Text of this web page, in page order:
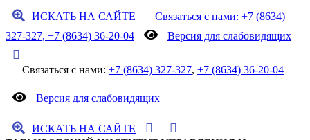
ИСКАТЬ НА САЙТЕ
Связаться с нами: +7 (8634)
327-327, +7 (8634) 36-20-04
Версия для слабовидящих
Связаться с нами: +7 (8634) 327-327, +7 (8634) 36-20-04
Версия для слабовидящих
ИСКАТЬ НА САЙТЕ